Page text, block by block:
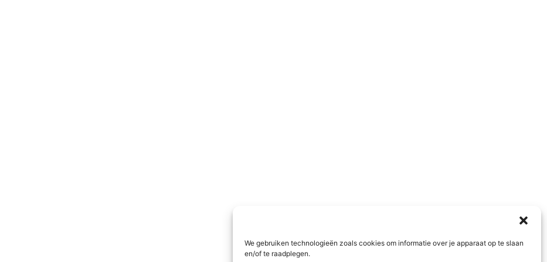
We gebruiken technologieën zoals cookies om informatie over je apparaat op te slaan
en/of te raadplegen.